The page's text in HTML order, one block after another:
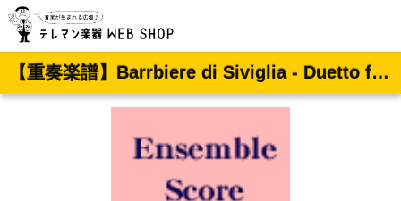
【重奏楽譜】Barrbiere di Siviglia - Duetto figaro conte